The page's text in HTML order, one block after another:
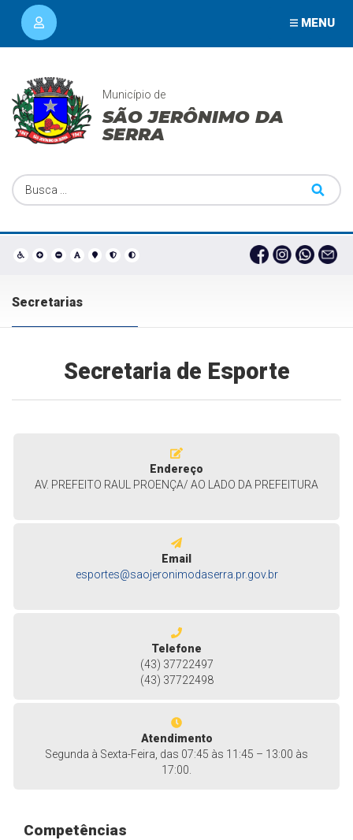
MENU
Município de
SÃO JERÔNIMO DA
SERRA
Secretarias
Secretaria de Esporte
Endereço
AV. PREFEITO RAUL PROENÇA/ AO LADO DA PREFEITURA
Email
esportes@saojeronimodaserra.pr.gov.br
Telefone
(43) 37722497
(43) 37722498
Atendimento
Segunda à Sexta-Feira, das 07:45 às 11:45 – 13:00 às
17:00.
Competências